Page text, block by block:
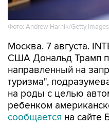
Фото: Andrew Harnik/Getty Images
Москва. 7 августа.
США Дональд Трамп
направленный на
туризма",
на роды с целью
ребенком
сообщается на сайте